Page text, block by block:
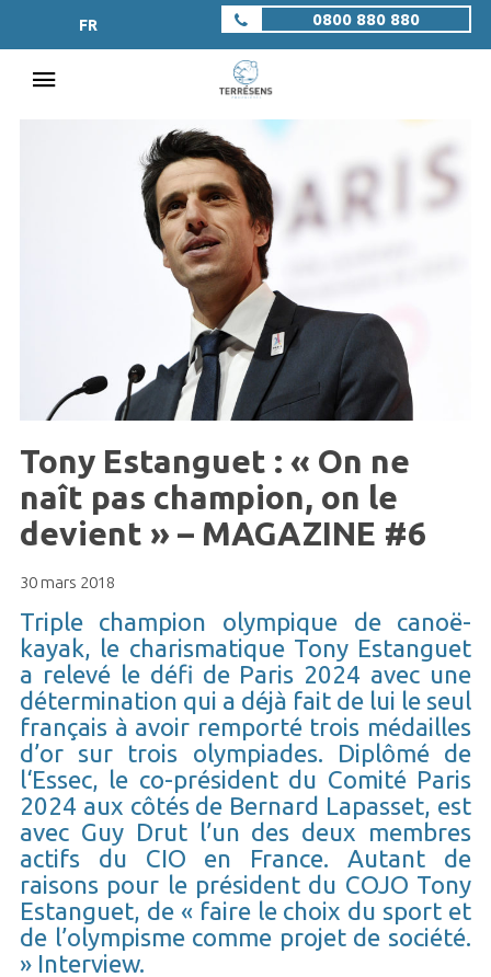
FR 0800 880 880
Tony Estanguet : « On ne
naît pas champion, on le
devient » – MAGAZINE #6
30 mars 2018
Triple champion olympique de canoë-
kayak, le charismatique Tony Estanguet
a relevé le défi de Paris 2024 avec une
détermination qui a déjà fait de lui le seul
français à avoir remporté trois médailles
d’or sur trois olympiades. Diplômé de
l‘Essec, le co-président du Comité Paris
2024 aux côtés de Bernard Lapasset, est
avec Guy Drut l’un des deux membres
actifs du CIO en France. Autant de
raisons pour le président du COJO Tony
Estanguet, de « faire le choix du sport et
de l’olympisme comme projet de société.
» Interview.